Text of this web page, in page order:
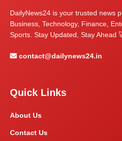
DailyNews24 is your trusted news
Business, Technology, Finance,
Sports. Stay Updated, Stay Ahead
contact@dailynews24.in
Quick Links
About Us
Contact Us